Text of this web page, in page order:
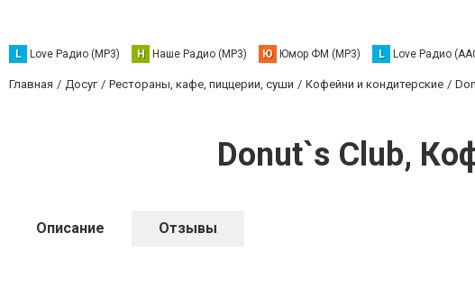
L Love Радио (MP3) Н Наше Радио (MP3) Ю Юмор ФМ (MP3) L Love Радио
Главная Досуг Рестораны, кафе, пиццерии, суши Кофейни и кондитерские
Donut`s Club,
Описание Отзывы